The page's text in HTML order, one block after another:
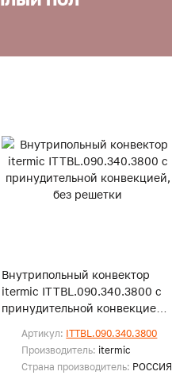
Внутрипольный конвектор
itermic ITTBL.090.340.3800 с
принудительной конвекцией,
Артикул: ITTBL.090.340.3800
Производитель: itermic
Страна производитель: РОССИЯ